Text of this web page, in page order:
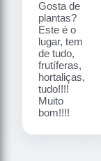
Gosta de
plantas?
Este é o
lugar, tem
de tudo,
frutíferas,
hortaliças,
tudo!!!!
Muito
bom!!!!